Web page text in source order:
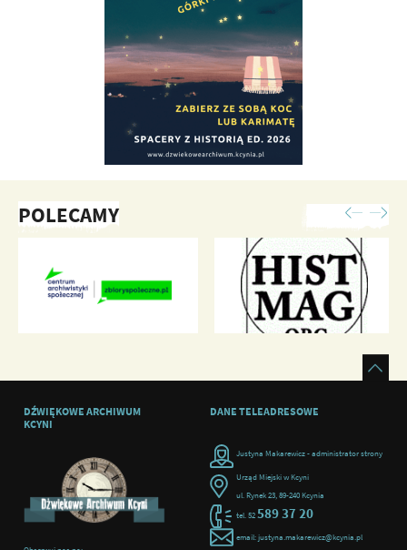
POLECAMY
DŹWIĘKOWE ARCHIWUM
KCYNI
DANE TELEADRESOWE
Justyna Makarewicz - administrator strony
Urząd Miejski w Kcyni
ul. Rynek 23, 89-240 Kcynia
tel. 52589 37 20
email: justyna.makarewicz@kcynia.pl